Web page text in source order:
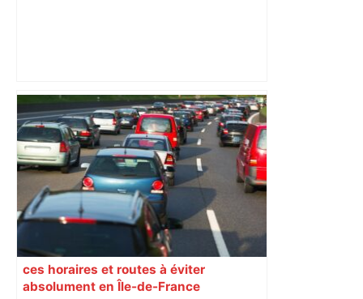
Top 14 : Perpignan mate le leader
Toulouse et quitte la dernière place –
lanouvellerepublique.fr
ces horaires et routes à éviter
absolument en Île-de-France